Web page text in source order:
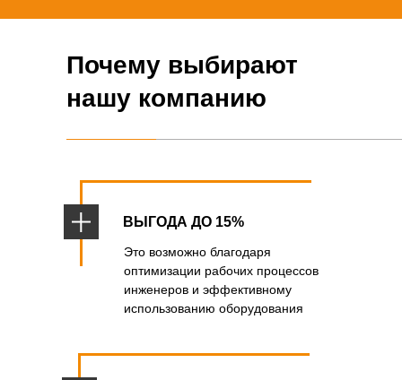
Почему выбирают
нашу компанию
ВЫГОДА ДО 15%
Это возможно благодаря
оптимизации рабочих процессов
инженеров и эффективному
использованию оборудования